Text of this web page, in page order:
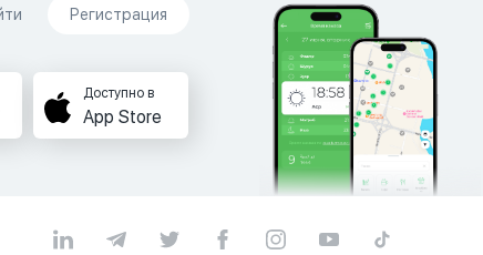
Регистрация
Доступно в
App Store